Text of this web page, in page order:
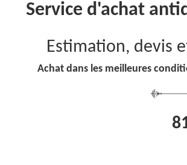
Service d'achat
Estimation, devis
Achat dans les meilleures